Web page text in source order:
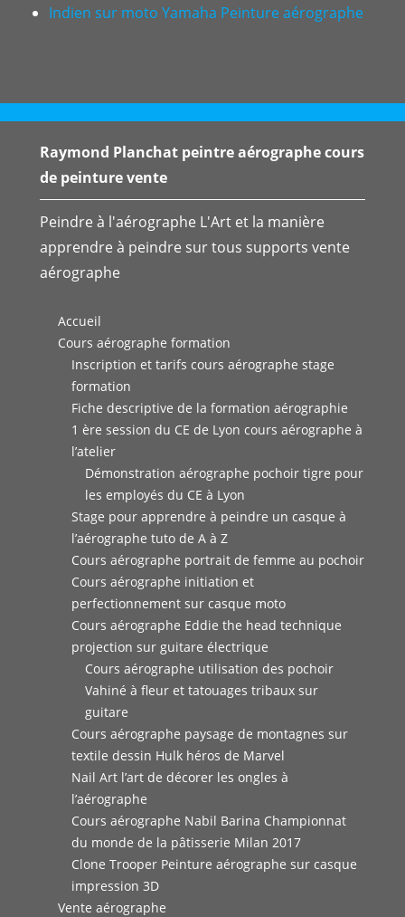
Indien sur moto Yamaha Peinture aérographe
Raymond Planchat peintre aérographe cours
de peinture vente
Peindre à l'aérographe L'Art et la manière
apprendre à peindre sur tous supports vente
aérographe
Accueil
Cours aérographe formation
Inscription et tarifs cours aérographe stage
formation
Fiche descriptive de la formation aérographie
1 ère session du CE de Lyon cours aérographe à
l’atelier
Démonstration aérographe pochoir tigre pour
les employés du CE à Lyon
Stage pour apprendre à peindre un casque à
l’aérographe tuto de A à Z
Cours aérographe portrait de femme au pochoir
Cours aérographe initiation et
perfectionnement sur casque moto
Cours aérographe Eddie the head technique
projection sur guitare électrique
Cours aérographe utilisation des pochoir
Vahiné à fleur et tatouages tribaux sur
guitare
Cours aérographe paysage de montagnes sur
textile dessin Hulk héros de Marvel
Nail Art l’art de décorer les ongles à
l’aérographe
Cours aérographe Nabil Barina Championnat
du monde de la pâtisserie Milan 2017
Clone Trooper Peinture aérographe sur casque
impression 3D
Vente aérographe